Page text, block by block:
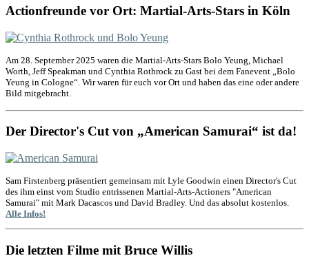
Actionfreunde vor Ort: Martial-Arts-Stars in Köln
Am 28. September 2025 waren die Martial-Arts-Stars Bolo Yeung, Michael
Worth, Jeff Speakman und Cynthia Rothrock zu Gast bei dem Fanevent „Bolo
Yeung in Cologne“. Wir waren für euch vor Ort und haben das eine oder andere
Bild mitgebracht.
Der Director's Cut von „American Samurai“ ist da!
Sam Firstenberg präsentiert gemeinsam mit Lyle Goodwin einen Director's Cut
des ihm einst vom Studio entrissenen Martial-Arts-Actioners "American
Samurai" mit Mark Dacascos und David Bradley. Und das absolut kostenlos.
Alle Infos!
Die letzten Filme mit Bruce Willis